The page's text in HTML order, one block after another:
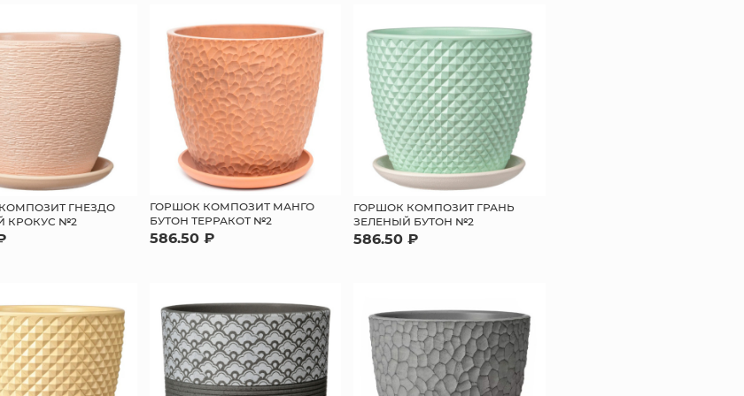
ГНЕЗДО
КРОКУС №2
ГОРШОК КОМПОЗИТ МАНГО
БУТОН ТЕРРАКОТ №2
586.50 ₽
ГОРШОК КОМПОЗИТ ГРАНЬ
ЗЕЛЕНЫЙ БУТОН №2
586.50 ₽